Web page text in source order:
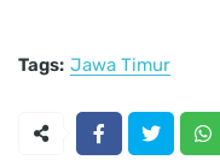
Tags: Jawa Timur